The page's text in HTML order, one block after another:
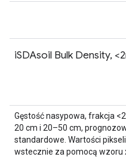
iSDAsoil Bulk Density,
Gęstość nasypowa, frakcja
20 cm i 20–50 cm,
standardowe. Wartości
wstecznie za pomocą wzoru